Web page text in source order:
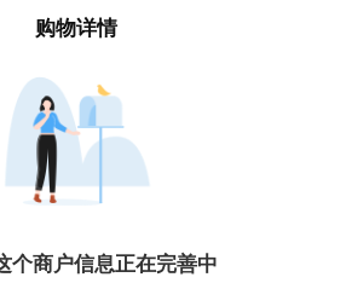
购物详情
个商户信息正在完善中